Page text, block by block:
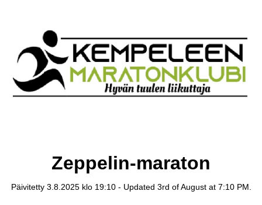
Zeppelin-maraton
Päivitetty 3.8.2025 klo 19:10 - Updated 3rd of August at 7:10 PM.